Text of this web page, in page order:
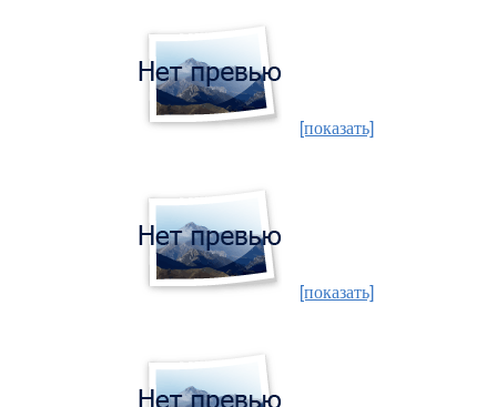
[показать]
[показать]